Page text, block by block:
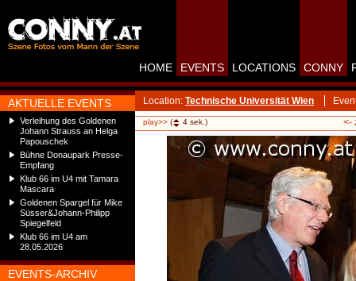
AKTUELLE EVENTS
Verleihung des Goldenen
Johann Strauss an Helga
Papouschek
Bühne Donaupark Presse-
Empfang
Klub 66 im U4 mit Tamara
Mascara
Goldenen Spargel für Mike
Süsser&Johann-Philipp
Spiegelfeld
Klub 66 im U4 am
28.05.2026
EVENTS-ARCHIV
HOME EVENTS LOCATIONS CONNY
Location: Technische Universität Wien
play>> ( 4 sek.) <-